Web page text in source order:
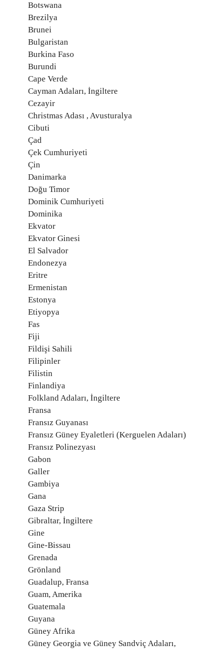
Botswana
Brezilya
Brunei
Bulgaristan
Burkina Faso
Burundi
Cape Verde
Cayman Adaları, İngiltere
Cezayir
Christmas Adası , Avusturalya
Cibuti
Çad
Çek Cumhuriyeti
Çin
Danimarka
Doğu Timor
Dominik Cumhuriyeti
Dominika
Ekvator
Ekvator Ginesi
El Salvador
Endonezya
Eritre
Ermenistan
Estonya
Etiyopya
Fas
Fiji
Fildişi Sahili
Filipinler
Filistin
Finlandiya
Folkland Adaları, İngiltere
Fransa
Fransız Guyanası
Fransız Güney Eyaletleri (Kerguelen Adaları)
Fransız Polinezyası
Gabon
Galler
Gambiya
Gana
Gaza Strip
Gibraltar, İngiltere
Gine
Gine-Bissau
Grenada
Grönland
Guadalup, Fransa
Guam, Amerika
Guatemala
Guyana
Güney Afrika
Güney Georgia ve Güney Sandviç Adaları,